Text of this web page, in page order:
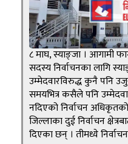
८ माघ, स्याङ्जा । आगामी
सदस्य निर्वाचनका लागि
उम्मेदवारविरुद्ध कुनै पनि
समयभित्र कसैले पनि
नदिएको निर्वाचन
जिल्लाका दुई निर्वाचन
दिएका छन् । तीमध्ये